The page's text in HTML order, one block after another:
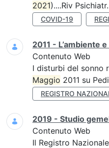
2021)....Riv Psichiatr.
COVID-19
2011 - L’ambiente
Contenuto Web
I disturbi del sonno
Maggio 2011 su
REGISTRO
2019 - Studio
Contenuto Web
Il Registro